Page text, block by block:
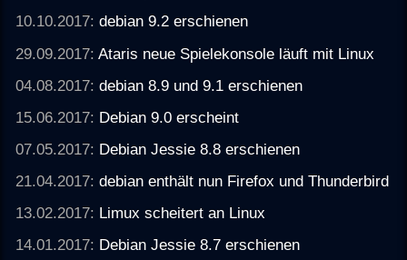
10.10.2017:debian 9.2 erschienen
29.09.2017:Ataris neue Spielekonsole läuft mit Linux
04.08.2017:debian 8.9 und 9.1 erschienen
15.06.2017: Debian 9.0 erscheint
07.05.2017: Debian Jessie 8.8 erschienen
21.04.2017:debian enthält nun Firefox und Thunderbird
13.02.2017: Limux scheitert an Linux
14.01.2017: Debian Jessie 8.7 erschienen